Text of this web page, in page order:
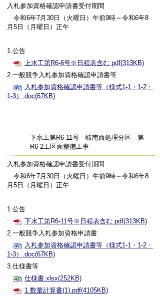
入札参加資格確認申請書受付期間
令和6年7月30日（火曜日）午前9時～令和6年8
月5日（月曜日）正午
1.公告
上水工第R6-6号※日程表含む.pdf(313KB)
2.一般競争入札参加資格確認申請書等
入札参加資格確認申請書等（様式1-1・1-2・
1-3）.doc(67KB)
下水工第R6-11号 岐南西処理分区 第
R6-2工区面整備工事
入札参加資格確認申請書受付期間
令和6年7月30日（火曜日）午前9時～令和6年8
月5日（月曜日）正午
1.公告
下水工第R6-11号※日程表含む.pdf(313KB)
2.一般競争入札参加資格申請書
入札参加資格確認申請書等（様式1-1・1-2・
1-3）.doc(67KB)
3.仕様書等
仕様書.xlsx(252KB)
1.数量計算書(1).pdf(4105KB)